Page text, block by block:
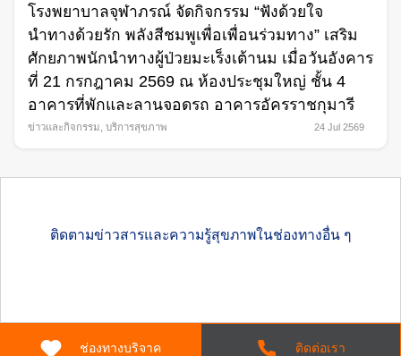
โรงพยาบาลจุฬาภรณ์ จัดกิจกรรม “ฟังด้วยใจ
นำทางด้วยรัก พลังสีชมพูเพื่อเพื่อนร่วมทาง” เสริม
ศักยภาพนักนำทางผู้ป่วยมะเร็งเต้านม เมื่อวันอังคาร
ที่ 21 กรกฎาคม 2569 ณ ห้องประชุมใหญ่ ชั้น 4
อาคารที่พักและลานจอดรถ อาคารอัครราชกุมารี
ข่าวและกิจกรรม บริการสุขภาพ 24 Jul 2569
ติดตามข่าวสารและความรู้สุขภาพในช่องทางอื่น ๆ
ช่องทางบริจาค ติดต่อเรา